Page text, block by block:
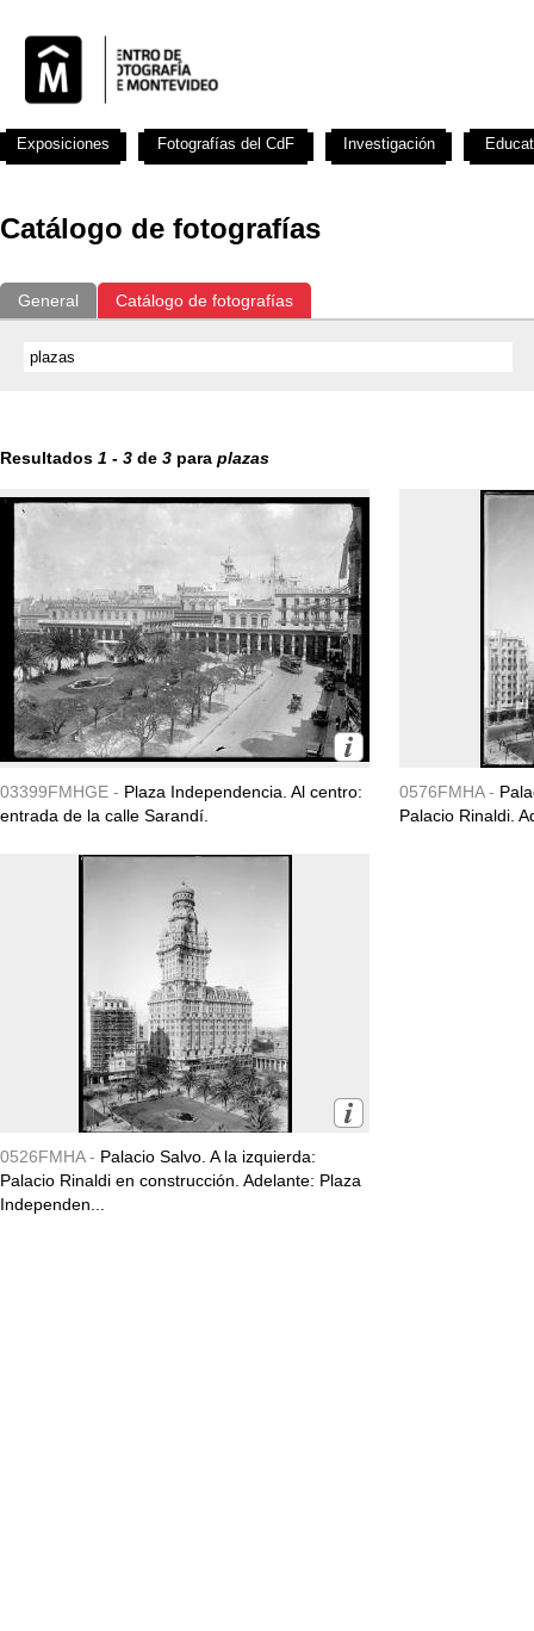
Catálogo de fotografías
General Catálogo de fotografías
Resultados 1 - 3 de 3 para plazas
03399FMHGE - Plaza Independencia. Al centro:
entrada de la calle Sarandí.
0576FMHA -
Palacio Rinaldi.
0526FMHA - Palacio Salvo. A la izquierda:
Palacio Rinaldi en construcción. Adelante: Plaza
Independen...
Exposiciones Fotografías del CdF Investigación